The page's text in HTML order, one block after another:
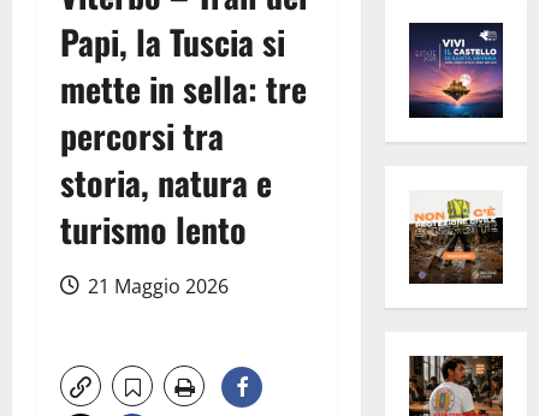
Papi, la Tuscia si
mette in sella: tre
percorsi tra
storia, natura e
turismo lento
21 Maggio 2026